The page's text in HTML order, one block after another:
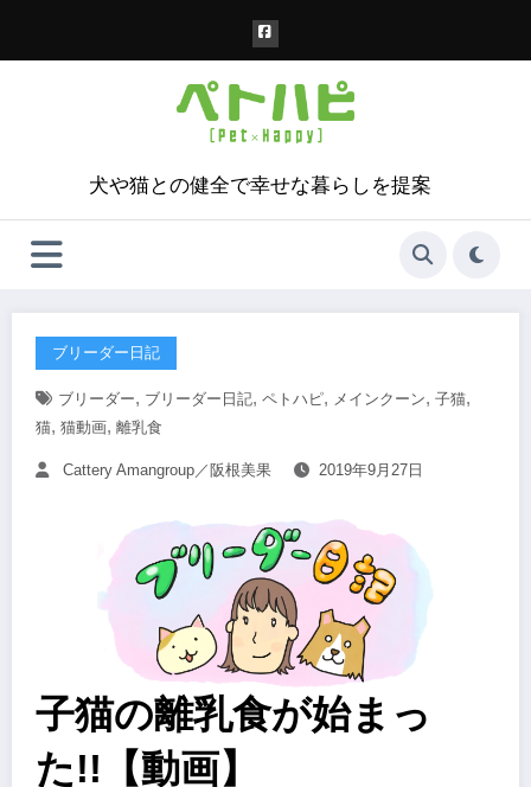
犬や猫との健全で幸せな暮らしを提案
ブリーダー日記
ブリーダー, ブリーダー日記, ペトハピ, メインクーン, 子猫,
猫, 猫動画, 離乳食
Cattery Amangroup／阪根美果 2019年9月27日
子猫の離乳食が始まっ
た!!【動画】